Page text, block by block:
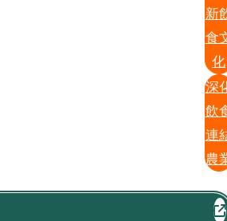
新
食
化
深
飲
連
農